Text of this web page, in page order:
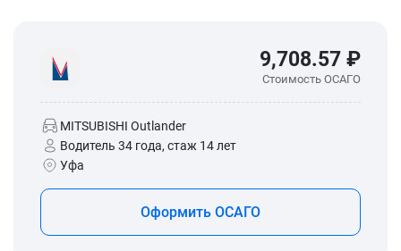
9,708.57 ₽
Стоимость ОСАГО
MITSUBISHI Outlander
Водитель 34 года, стаж 14 лет
Уфа
Оформить ОСАГО